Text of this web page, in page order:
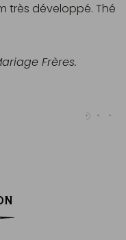
très développé. Thé
Frères.